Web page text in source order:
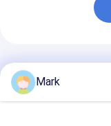
추천된 제품
Mark